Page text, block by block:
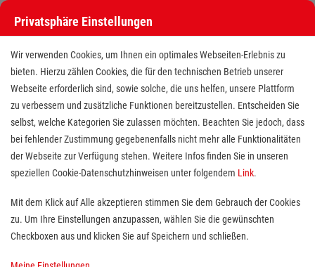
Pädagogische Fachkraft für
Schulbegleitung und Inklusion
(m/w/d)
Standort(e):
Privatsphäre Einstellungen
Wir verwenden Cookies, um Ihnen ein optimales Webseiten-Erlebnis zu
bieten. Hierzu zählen Cookies, die für den technischen Betrieb unserer
Webseite erforderlich sind, sowie solche, die uns helfen, unsere Plattform
zu verbessern und zusätzliche Funktionen bereitzustellen. Entscheiden Sie
selbst, welche Kategorien Sie zulassen möchten. Beachten Sie jedoch, dass
bei fehlender Zustimmung gegebenenfalls nicht mehr alle Funktionalitäten
der Webseite zur Verfügung stehen. Weitere Infos finden Sie in unseren
speziellen Cookie-Datenschutzhinweisen unter folgendem Link.
Mit dem Klick auf Alle akzeptieren stimmen Sie dem Gebrauch der Cookies
zu. Um Ihre Einstellungen anzupassen, wählen Sie die gewünschten
Checkboxen aus und klicken Sie auf Speichern und schließen.